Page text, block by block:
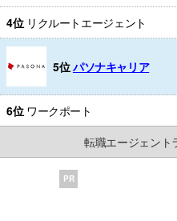
4位 リクルートエージェント
5位パソナキャリア
6位 ワークポート
転職エージェン
PR